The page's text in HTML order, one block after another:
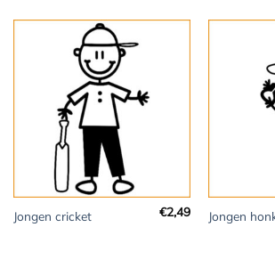
Jongen cricket €2,49 Jongen